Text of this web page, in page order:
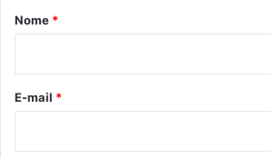
r
*
Nome *
E-mail *